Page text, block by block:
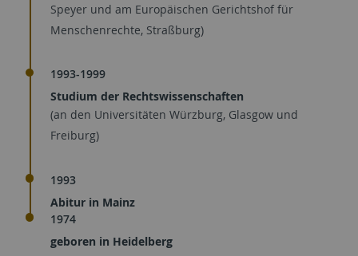
Speyer und am Europäischen Gerichtshof für
Menschenrechte, Straßburg)
1993-1999
Studium der Rechtswissenschaften
(an den Universitäten Würzburg, Glasgow und
Freiburg)
1993
Abitur in Mainz
1974
geboren in Heidelberg